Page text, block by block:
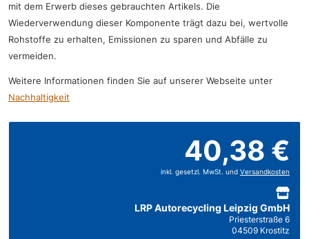
mit dem Erwerb dieses gebrauchten Artikels. Die
Wiederverwendung dieser Komponente trägt dazu bei, wertvolle
Rohstoffe zu erhalten, Emissionen zu sparen und Abfälle zu
vermeiden.
Weitere Informationen finden Sie auf unserer Webseite unter
Nachhaltigkeit
40,38 €
inkl. gesetzl. MwSt. und Versandkosten
LRP Autorecycling Leipzig GmbH
Priesterstraße 6
04509 Krostitz